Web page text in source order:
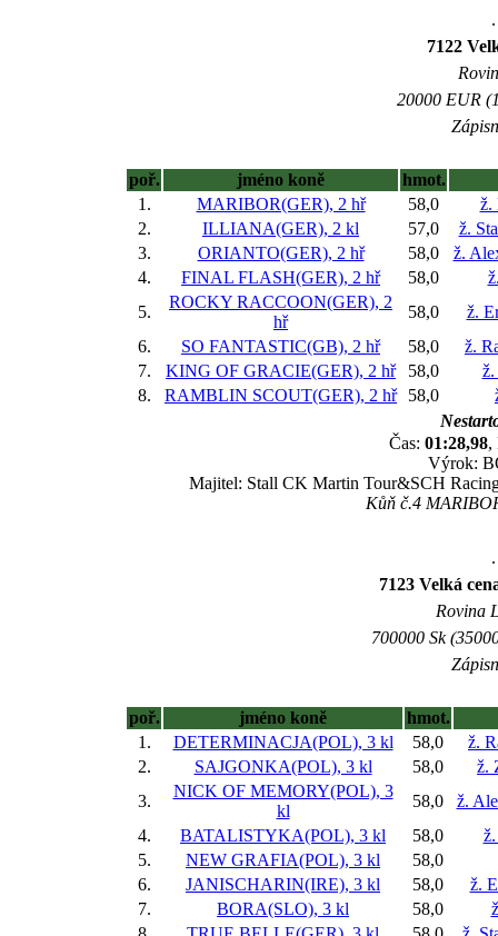
7122
20000 EUR
poř. jméno koně
hmot.
1.
MARIBOR(GER), 2 hř 58,0
ž.
2.
ILLIANA(GER), 2 kl 57,0
ž.
3.
ORIANTO(GER), 2 hř 58,0
ž.
4.
FINAL FLASH(GER), 2 hř 58,0
5.
ROCKY RACCOON(GER), 2
hř
58,0
ž.
6.
SO FANTASTIC(GB), 2 hř 58,0
ž.
7.
KING OF GRACIE(GER), 2 hř 58,0
ž.
8.
RAMBLIN SCOUT(GER), 2 hř 58,0
Čas: 01:28,98,
Výrok:
Majitel: Stall CK Martin Tour&SCH
Kůň č.4
7123 Velká
Rovina
700000 Sk
poř. jméno koně
hmot.
1.
DETERMINACJA(POL), 3 kl 58,0
ž.
2.
SAJGONKA(POL), 3 kl 58,0
ž.
3.
NICK OF MEMORY(POL), 3
kl
58,0
ž.
4.
BATALISTYKA(POL), 3 kl 58,0
5.
NEW GRAFIA(POL), 3 kl
58,0
6.
JANISCHARIN(IRE), 3 kl 58,0
ž.
7.
BORA(SLO), 3 kl 58,0